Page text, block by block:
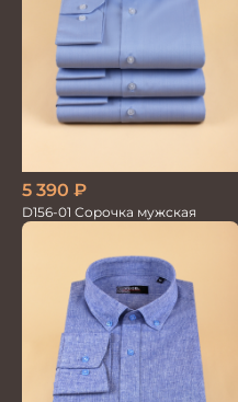
5 390 ₽
D156-01 Сорочка мужская